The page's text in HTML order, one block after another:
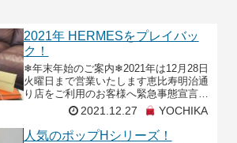
2021年 HERMESをプレイバッ
ク！
❄年末年始のご案内❄2021年は12月28日
火曜日まで営業いたします恵比寿明治通
り店をご利用のお客様へ緊急事態宣言解
除後も多くのお客様のご利用を頂き誠に
ありがとうございます！ですがまだまだ
気が緩まない
2021.12.27 YOCHIKA
人気のポップHシリーズ！